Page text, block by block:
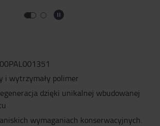
i wytrzymały polimer
dzięki unikalnej wbudowanej
wymaganiach konserwacyjnych.